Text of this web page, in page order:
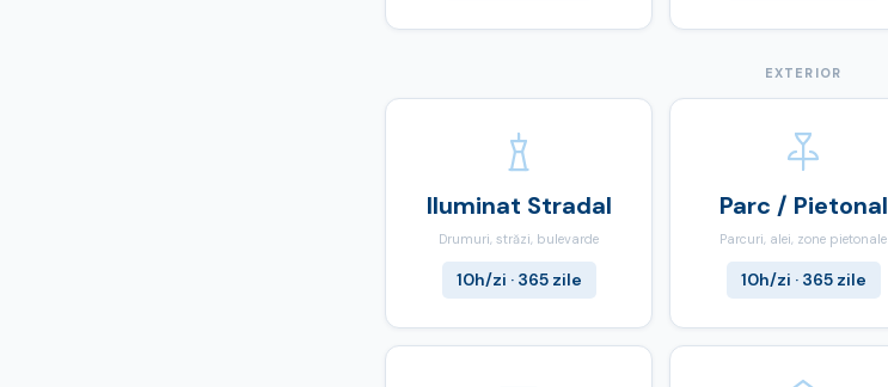
EXTERIOR
Iluminat Stradal
Drumuri, străzi, bulevarde
10h/zi · 365 zile
Parc / Pietonal
Parcuri, alei, zone pietonale
10h/zi · 365 zile